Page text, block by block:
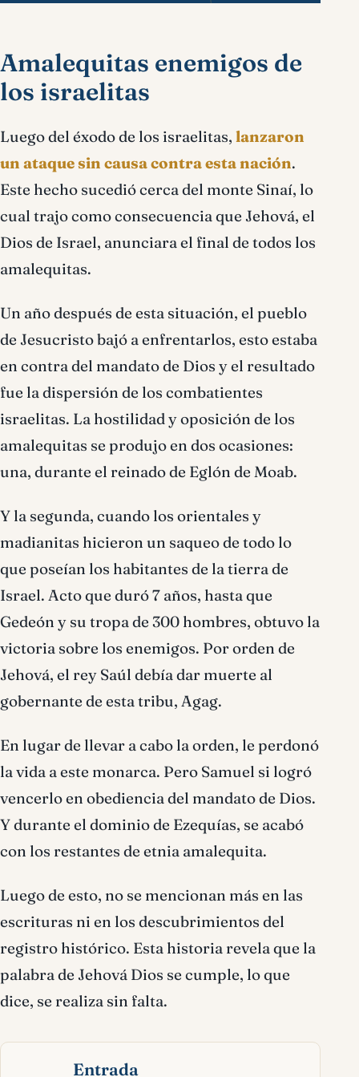
Amalequitas enemigos de
los israelitas
Luego del éxodo de los israelitas, lanzaron
un ataque sin causa contra esta nación.
Este hecho sucedió cerca del monte Sinaí, lo
cual trajo como consecuencia que Jehová, el
Dios de Israel, anunciara el final de todos los
amalequitas.
Un año después de esta situación, el pueblo
de Jesucristo bajó a enfrentarlos, esto estaba
en contra del mandato de Dios y el resultado
fue la dispersión de los combatientes
israelitas. La hostilidad y oposición de los
amalequitas se produjo en dos ocasiones:
una, durante el reinado de Eglón de Moab.
Y la segunda, cuando los orientales y
madianitas hicieron un saqueo de todo lo
que poseían los habitantes de la tierra de
Israel. Acto que duró 7 años, hasta que
Gedeón y su tropa de 300 hombres, obtuvo la
victoria sobre los enemigos. Por orden de
Jehová, el rey Saúl debía dar muerte al
gobernante de esta tribu, Agag.
En lugar de llevar a cabo la orden, le perdonó
la vida a este monarca. Pero Samuel si logró
vencerlo en obediencia del mandato de Dios.
Y durante el dominio de Ezequías, se acabó
con los restantes de etnia amalequita.
Luego de esto, no se mencionan más en las
escrituras ni en los descubrimientos del
registro histórico. Esta historia revela que la
palabra de Jehová Dios se cumple, lo que
dice, se realiza sin falta.
Entrada